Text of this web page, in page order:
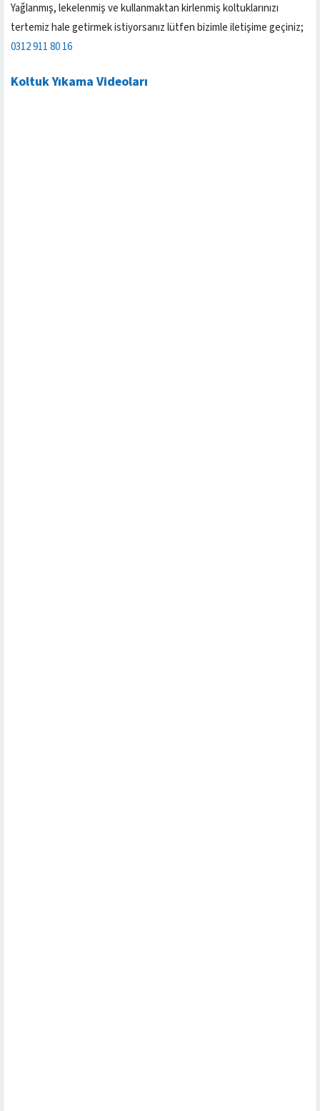
Yağlanmış, lekelenmiş ve kullanmaktan kirlenmiş koltuklarınızı
tertemiz hale getirmek istiyorsanız lütfen bizimle iletişime geçiniz;
0312 911 80 16
Koltuk Yıkama Videoları